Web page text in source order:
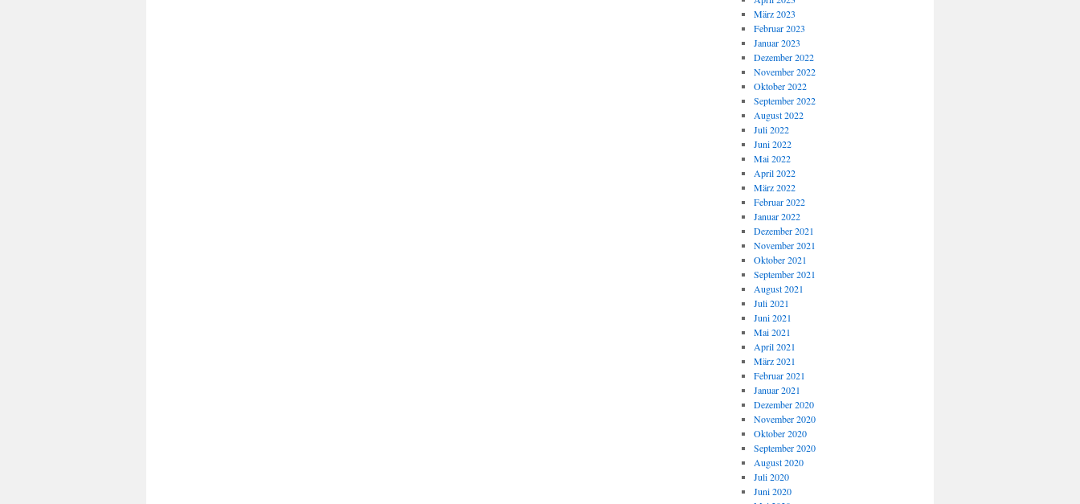
März 2023
Februar 2023
Januar 2023
Dezember 2022
November 2022
Oktober 2022
September 2022
August 2022
Juli 2022
Juni 2022
Mai 2022
April 2022
März 2022
Februar 2022
Januar 2022
Dezember 2021
November 2021
Oktober 2021
September 2021
August 2021
Juli 2021
Juni 2021
Mai 2021
April 2021
März 2021
Februar 2021
Januar 2021
Dezember 2020
November 2020
Oktober 2020
September 2020
August 2020
Juli 2020
Juni 2020